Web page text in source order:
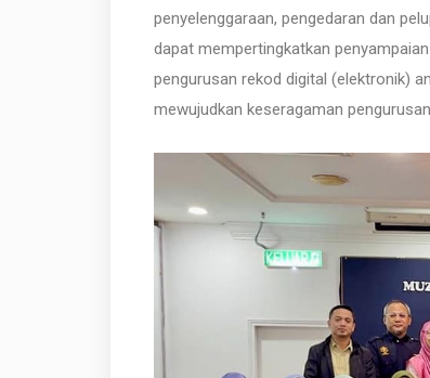
penyelenggaraan, pengedaran dan
dapat mempertingkatkan
pengurusan rekod digital (elektronik)
mewujudkan keseragaman